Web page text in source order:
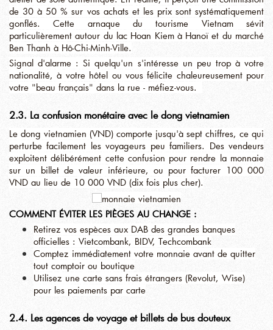
de 30 à 50 % sur vos achats et les prix sont systématiquement
gonflés. Cette arnaque du tourisme Vietnam sévit
particulièrement autour du lac Hoan Kiem à Hanoï et du marché
Ben Thanh à Hô-Chi-Minh-Ville.
Signal d'alarme : Si quelqu'un s'intéresse un peu trop à votre
nationalité, à votre hôtel ou vous félicite chaleureusement pour
votre "beau français" dans la rue - méfiez-vous.
2.3. La confusion monétaire avec le dong vietnamien
Le dong vietnamien (VND) comporte jusqu'à sept chiffres, ce qui
perturbe facilement les voyageurs peu familiers. Des vendeurs
exploitent délibérément cette confusion pour rendre la monnaie
sur un billet de valeur inférieure, ou pour facturer 100 000
VND au lieu de 10 000 VND (dix fois plus cher).
COMMENT ÉVITER LES PIÈGES AU CHANGE :
Retirez vos espèces aux DAB des grandes banques
officielles : Vietcombank, BIDV, Techcombank
Comptez immédiatement votre monnaie avant de quitter
tout comptoir ou boutique
Utilisez une carte sans frais étrangers (Revolut, Wise)
pour les paiements par carte
2.4. Les agences de voyage et billets de bus douteux